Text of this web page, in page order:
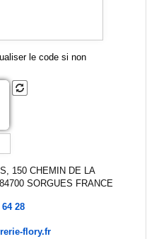
le code si non
150 CHEMIN DE LA
SORGUES FRANCE
28
flory.fr